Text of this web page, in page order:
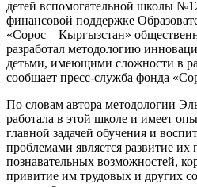
детей вспомогательной школы
финансовой поддержке
«Сорос – Кыргызстан»
разработал методологию
детьми, имеющими сложности в
сообщает пресс-служба фонда
По словам автора методологии
работала в этой школе и имеет
главной задачей обучения и
проблемами является развитие
познавательных возможностей,
привитие им трудовых и других